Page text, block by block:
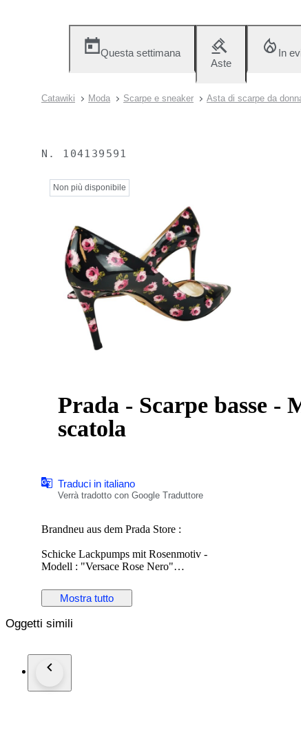
Questa settimana
Aste
In
Catawiki Moda Scarpe e sneaker Asta di scarpe da
N. 104139591
Non più disponibile
Prada - Scarpe basse -
scatola
Traduci in italiano
Verrà tradotto con Google Traduttore
Brandneu aus dem Prada Store :
Schicke Lackpumps mit Rosenmotiv -
Modell : "Versace Rose Nero"
Prada-Wappen an der Sohle
Größe : EU 40
Made in Italy
mit 2 Dustbags und Ersatzabsätzen
Versicherter Versand mit der österreichischen Post
Mostra tutto
Oggetti simili